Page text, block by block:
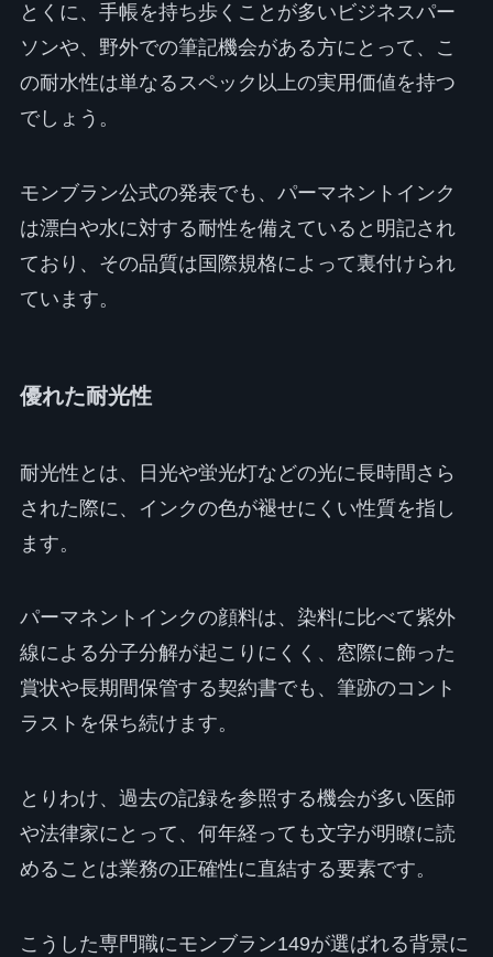
とくに、手帳を持ち歩くことが多いビジネスパー
ソンや、野外での筆記機会がある方にとって、こ
の耐水性は単なるスペック以上の実用価値を持つ
でしょう。
モンブラン公式の発表でも、パーマネントインク
は漂白や水に対する耐性を備えていると明記され
ており、その品質は国際規格によって裏付けられ
ています。
優れた耐光性
耐光性とは、日光や蛍光灯などの光に長時間さら
された際に、インクの色が褪せにくい性質を指し
ます。
パーマネントインクの顔料は、染料に比べて紫外
線による分子分解が起こりにくく、窓際に飾った
賞状や長期間保管する契約書でも、筆跡のコント
ラストを保ち続けます。
とりわけ、過去の記録を参照する機会が多い医師
や法律家にとって、何年経っても文字が明瞭に読
めることは業務の正確性に直結する要素です。
こうした専門職にモンブラン149が選ばれる背景に